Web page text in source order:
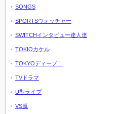
SONGS
SPORTSウォッチャー
SWITCHインタビュー達人達
TOKIOカケル
TOKYOディープ！
TVドラマ
U型ライブ
VS嵐